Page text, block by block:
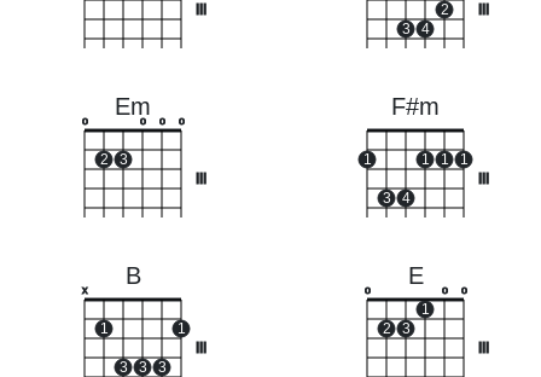
3 4
2
Em
o
2 3
o o o
F#m
1
3 4
1 1 1
B
x
1
3 3 3
1
E
o
2 3
1
o o